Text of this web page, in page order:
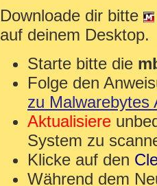
Downloade dir bitte
auf deinem Desktop.
Starte bitte die
Folge den
zu Malwarebytes
Aktualisiere
System zu
Klicke auf den
Während dem